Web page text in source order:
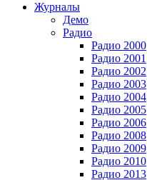
Журналы
Демо
Радио
Радио 2000
Радио 2001
Радио 2002
Радио 2003
Радио 2004
Радио 2005
Радио 2006
Радио 2008
Радио 2009
Радио 2010
Радио 2013